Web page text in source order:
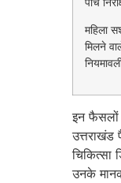
महिला
मिलने
इन फैसलों
उत्तराखंड
चिकित्सा
उनके